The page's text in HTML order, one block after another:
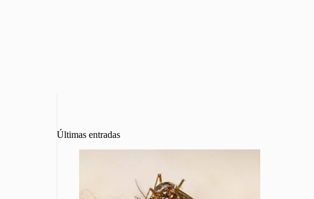
Últimas entradas